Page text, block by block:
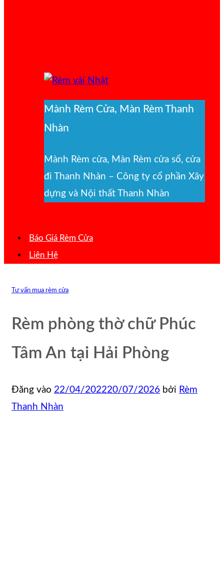
Mành Rèm Cửa, Màn Rèm Thanh
Nhàn
Mành Rèm cửa, Màn Rèm cửa sổ, cửa
đi Thanh Nhàn – Công ty cổ phần Xây
dựng và Nội thất Thanh Nhàn
Báo Giá Rèm Cửa
Liên Hệ
Tư vấn mua rèm cửa
Rèm phòng thờ chữ Phúc
Tâm An tại Hải Phòng
Đăng vào 22/04/202220/07/2026 bởi Rèm
Thanh Nhàn